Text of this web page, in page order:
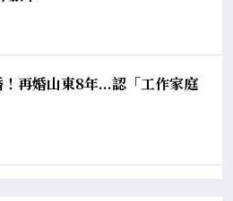
再婚山東8年...認「工作家庭